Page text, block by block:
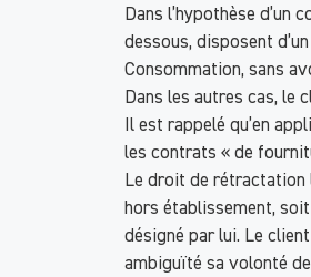
Dans l’hypothèse
dessous, disposent
Consommation, sans
Dans les autres cas, le
Il est rappelé qu’en
les contrats « de
Le droit de rétractation
hors établissement,
désigné par lui. Le
ambiguïté sa volonté